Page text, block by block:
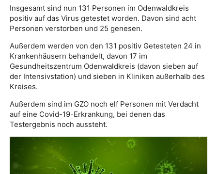
Insgesamt sind nun 131 Personen im Odenwaldkreis
positiv auf das Virus getestet worden. Davon sind acht
Personen verstorben und 25 genesen.
Außerdem werden von den 131 positiv Getesteten 24 in
Krankenhäusern behandelt, davon 17 im
Gesundheitszentrum Odenwaldkreis (davon sieben auf
der Intensivstation) und sieben in Kliniken außerhalb des
Kreises.
Außerdem sind im GZO noch elf Personen mit Verdacht
auf eine Covid-19-Erkrankung, bei denen das
Testergebnis noch aussteht.